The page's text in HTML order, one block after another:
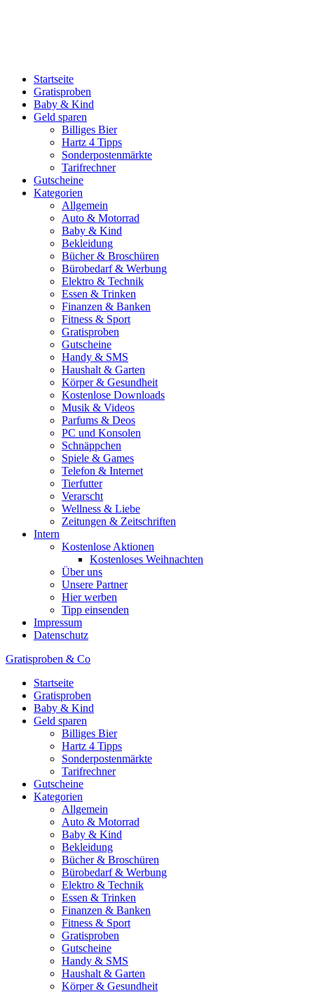
Startseite
Gratisproben
Baby & Kind
Geld sparen
Billiges Bier
Hartz 4 Tipps
Sonderpostenmärkte
Tarifrechner
Gutscheine
Kategorien
Allgemein
Auto & Motorrad
Baby & Kind
Bekleidung
Bücher & Broschüren
Bürobedarf & Werbung
Elektro & Technik
Essen & Trinken
Finanzen & Banken
Fitness & Sport
Gratisproben
Gutscheine
Handy & SMS
Haushalt & Garten
Körper & Gesundheit
Kostenlose Downloads
Musik & Videos
Parfums & Deos
PC und Konsolen
Schnäppchen
Spiele & Games
Telefon & Internet
Tierfutter
Verarscht
Wellness & Liebe
Zeitungen & Zeitschriften
Intern
Kostenlose Aktionen
Kostenloses Weihnachten
Über uns
Unsere Partner
Hier werben
Tipp einsenden
Impressum
Datenschutz
Gratisproben & Co
Startseite
Gratisproben
Baby & Kind
Geld sparen
Billiges Bier
Hartz 4 Tipps
Sonderpostenmärkte
Tarifrechner
Gutscheine
Kategorien
Allgemein
Auto & Motorrad
Baby & Kind
Bekleidung
Bücher & Broschüren
Bürobedarf & Werbung
Elektro & Technik
Essen & Trinken
Finanzen & Banken
Fitness & Sport
Gratisproben
Gutscheine
Handy & SMS
Haushalt & Garten
Körper & Gesundheit